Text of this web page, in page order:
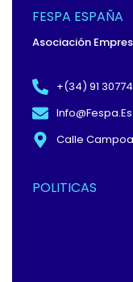
FESPA ESPAÑA
Asociación
+(34) 91
Info@fespa.es
Calle
POLITICAS